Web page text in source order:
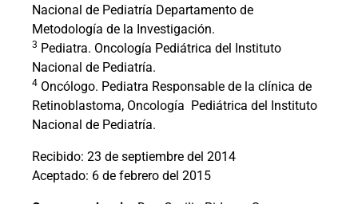
Nacional de Pediatría Departamento de
Metodología de la Investigación.
3 Pediatra. Oncología Pediátrica del Instituto
Nacional de Pediatría.
4 Oncólogo. Pediatra Responsable de la clínica de
Retinoblastoma, Oncología Pediátrica del Instituto
Nacional de Pediatría.
Recibido: 23 de septiembre del 2014
Aceptado: 6 de febrero del 2015